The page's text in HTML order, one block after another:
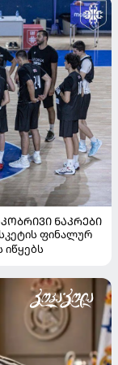
ᲜᲐᲙᲠᲔᲑᲘ
ფინალურ
იწყებს